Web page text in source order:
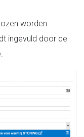
worden.
ingevuld door de